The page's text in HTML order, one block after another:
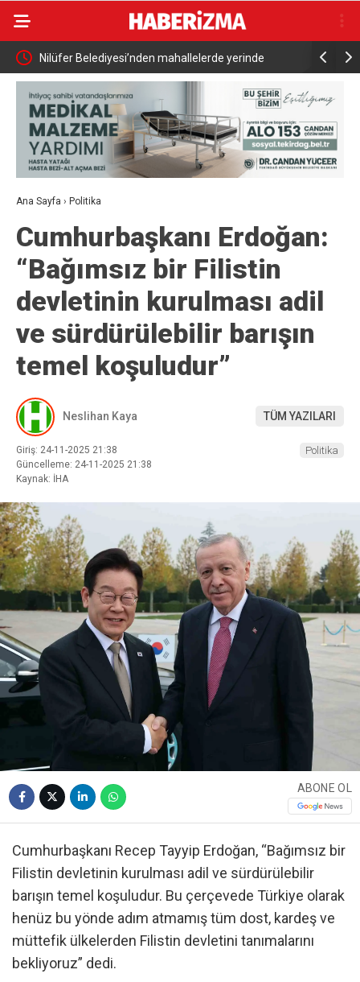
Nilüfer Belediyesi’nden mahallelerde yerinde
inceleme Tanıtıldı
Ana Sayfa › Politika
Cumhurbaşkanı Erdoğan:
“Bağımsız bir Filistin
devletinin kurulması adil
ve sürdürülebilir barışın
temel koşuludur”
Neslihan Kaya TÜM YAZILARI
Giriş: 24-11-2025 21:38
Güncelleme: 24-11-2025 21:38
Kaynak: İHA
Politika
ABONE OL
Cumhurbaşkanı Recep Tayyip Erdoğan, “Bağımsız bir
Filistin devletinin kurulması adil ve sürdürülebilir
barışın temel koşuludur. Bu çerçevede Türkiye olarak
henüz bu yönde adım atmamış tüm dost, kardeş ve
müttefik ülkelerden Filistin devletini tanımalarını
bekliyoruz” dedi.